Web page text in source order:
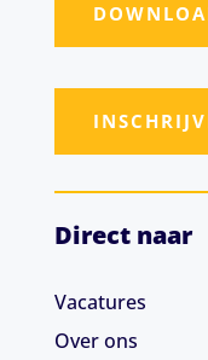
Direct naar
Vacatures
Over ons